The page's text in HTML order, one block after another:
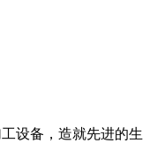
设备，造就先进的生